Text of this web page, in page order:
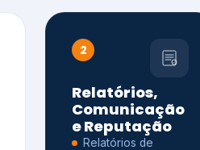
2
Relatórios,
Comunicação
e Reputação
Relatórios de